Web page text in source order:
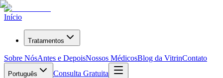
Início
Tratamentos
Sobre NósAntes e DepoisNossos MédicosBlog da VitrinContato
Português Consulta Gratuita